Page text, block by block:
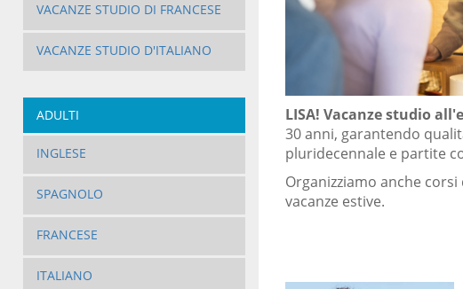
VACANZE STUDIO DI FRANCESE
VACANZE STUDIO D'ITALIANO
ADULTI
INGLESE
SPAGNOLO
FRANCESE
ITALIANO
LISA! Vacanze studio
30 anni, garantendo
pluridecennale e partite
Organizziamo anche
vacanze estive.